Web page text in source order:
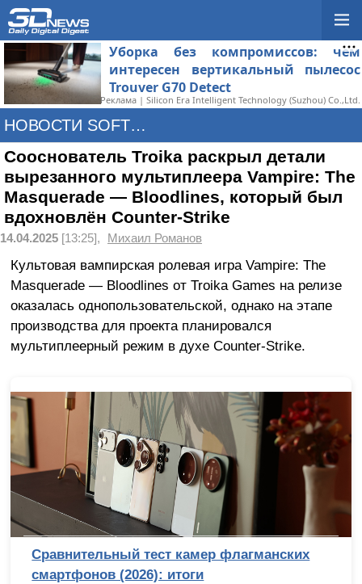
Уборка без компромиссов: чем
интересен вертикальный пылесос
Trouver G70 Detect
Реклама | Silicon Era Intelligent Technology (Suzhou) Co.,Ltd.
НОВОСТИ SOFTWARE
Сооснователь Troika раскрыл детали
вырезанного мультиплеера Vampire: The
Masquerade — Bloodlines, который был
вдохновлён Counter-Strike
14.04.2025 [13:25], Михаил Романов
Культовая вампирская ролевая игра Vampire: The
Masquerade — Bloodlines от Troika Games на релизе
оказалась однопользовательской, однако на этапе
производства для проекта планировался
мультиплеерный режим в духе Counter-Strike.
Сравнительный тест камер флагманских
смартфонов (2026): итоги